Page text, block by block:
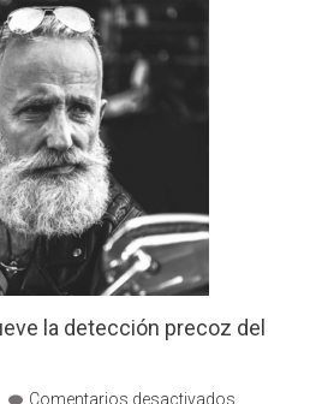
la detección precoz del
Comentarios desactivados